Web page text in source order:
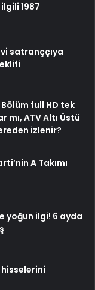
1987
satranççıya
full HD tek
mı, ATV Altı Üstü
izlenir?
A Takımı
yoğun ilgi! 6 ayda
hisselerini